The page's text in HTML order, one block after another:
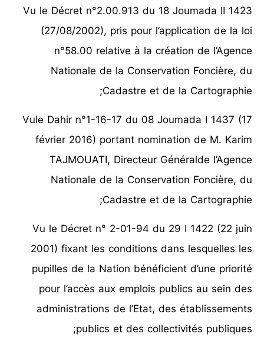
Vu le Décret n°2.00.913 du 18 Joumada II 1423
(27/08/2002), pris pour l’application de la loi
n°58.00 relative à la création de l’Agence
Nationale de la Conservation Foncière, du
Cadastre et de la Cartographie;
Vule Dahir n°1-16-17 du 08 Joumada I 1437 (17
février 2016) portant nomination de M. Karim
TAJMOUATI, Directeur Généralde l’Agence
Nationale de la Conservation Foncière, du
Cadastre et de la Cartographie;
Vu le Décret n° 2-01-94 du 29 I 1422 (22 juin
2001) fixant les conditions dans lesquelles les
pupilles de la Nation bénéficient d’une priorité
pour l’accès aux emplois publics au sein des
administrations de l’Etat, des établissements
publics et des collectivités publiques;